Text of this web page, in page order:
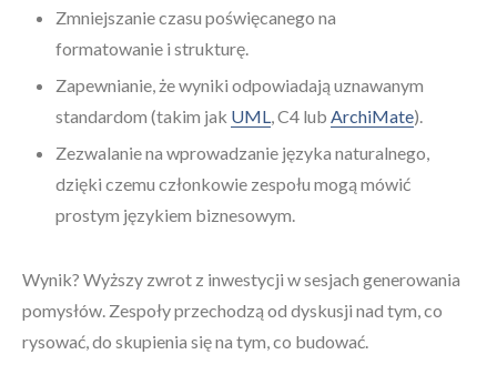
Zmniejszanie czasu poświęcanego na
formatowanie i strukturę.
Zapewnianie, że wyniki odpowiadają uznawanym
standardom (takim jak UML, C4 lub ArchiMate).
Zezwalanie na wprowadzanie języka naturalnego,
dzięki czemu członkowie zespołu mogą mówić
prostym językiem biznesowym.
Wynik? Wyższy zwrot z inwestycji w sesjach generowania
pomysłów. Zespoły przechodzą od dyskusji nad tym, co
rysować, do skupienia się na tym, co budować.